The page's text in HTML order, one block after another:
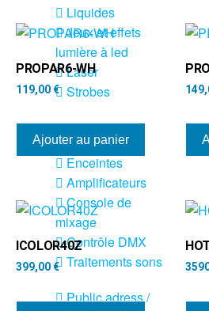
Liquides
Jeux et effets
lumière à led
Laser
Strobes
Sono
Enceintes
Amplificateurs
Console de
mixage
Contrôle DMX
Traitements sons
Public adress /
PROPAR6-WH
119,00 €
Ajouter au panier
ICOLOR40Z
399,00 €